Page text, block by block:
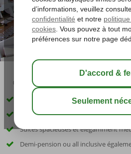
02:30
Directement sur la plage privée
Animation amusante pour les enfants
Suites spacieuses et élégamment
Demi-pension ou all inclusive